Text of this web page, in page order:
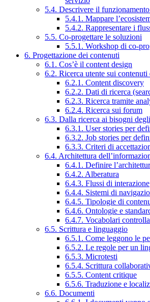
5.4. Descrivere il
5.4.1. Mappare
5.4.2. Rappresentare i
5.5. Co-progettare le soluzioni
5.5.1. Workshop di co-
6. Progettazione dei contenuti
6.1. Cos’è il content design
6.2. Ricerca utente sui
6.2.1. Content discovery
6.2.2. Dati di ricerca
6.2.3. Ricerca tramite
6.2.4. Ricerca sui forum
6.3. Dalla ricerca ai bisogni
6.3.1. User stories per
6.3.2. Job stories per
6.3.3. Criteri di
6.4. Architettura
6.4.1. Definire
6.4.2. Alberatura
6.4.3. Flussi di interazione
6.4.4. Sistemi di
6.4.5. Tipologie di
6.4.6. Ontologie e
6.4.7. Vocabolari
6.5. Scrittura e linguaggio
6.5.1. Come leggono le
6.5.2. Le regole per un
6.5.3. Microtesti
6.5.4. Scrittura
6.5.5. Content critique
6.5.6. Traduzione e
6.6. Documenti